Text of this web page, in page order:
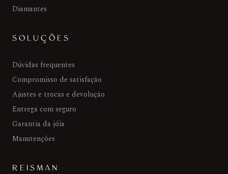
Diamantes
SOLUÇÕES
Dúvidas frequentes
Compromisso de satisfação
Ajustes e trocas e devolução
Entrega com seguro
Garantia da jóia
Manutenções
REISMAN